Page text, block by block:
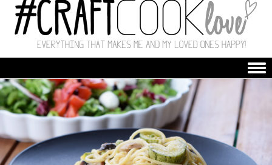
Skip to content